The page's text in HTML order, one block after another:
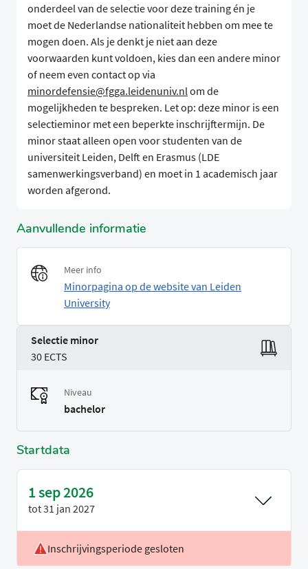
onderdeel van de selectie voor deze training én je
moet de Nederlandse nationaliteit hebben om mee te
mogen doen. Als je denkt je niet aan deze
voorwaarden kunt voldoen, kies dan een andere minor
of neem even contact op via
minordefensie@fgga.leidenuniv.nlom de
mogelijkheden te bespreken. Let op: deze minor is een
selectieminor met een beperkte inschrijftermijn. De
minor staat alleen open voor studenten van de
universiteit Leiden, Delft en Erasmus (LDE
samenwerkingsverband) en moet in 1 academisch jaar
worden afgerond.
Aanvullende informatie
Meer info
Minorpagina op de website van Leiden
University
Selectie minor
30 ECTS
Niveau
bachelor
Startdata
1 sep 2026
tot31 jan 2027
Locatie
Breda & Den Haag
Inschrijvingsperiode gesloten